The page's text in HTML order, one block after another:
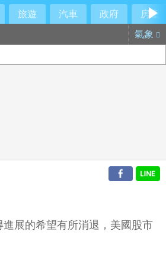
旅遊 汽車 政府
房產
氣象
展的希望有所消退，美國股市